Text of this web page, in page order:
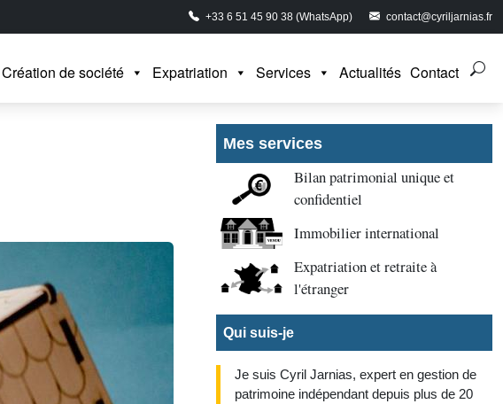
+33 6 51 45 90 38 (WhatsApp) contact@cyriljarnias.fr
Création de société Expatriation Services Actualités Contact
Mes services
Bilan patrimonial unique et
confidentiel
Immobilier international
Expatriation et retraite à
l'étranger
Qui suis-je
Je suis Cyril Jarnias, expert en gestion de
patrimoine indépendant depuis plus de 20